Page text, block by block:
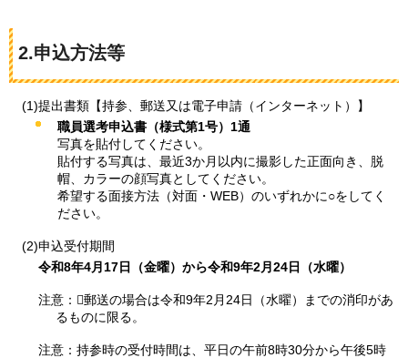
2.申込方法等
(1)提出書類【持参、郵送又は電子申請（インターネット）】
職員選考申込書（様式第1号）1通
写真を貼付してください。
貼付する写真は、最近3か月以内に撮影した正面向き、脱
帽、カラーの顔写真としてください。
希望する面接方法（対面・WEB）のいずれかに○をしてく
ださい。
(2)申込受付期間
令和8年4月17日（金曜）から令和9年2月24日（水曜）
注意：郵送の場合は令和9年2月24日（水曜）までの消印があ
るものに限る。
注意：持参時の受付時間は、平日の午前8時30分から午後5時